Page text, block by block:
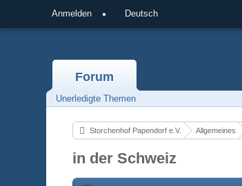
Anmelden Deutsch
Forum
Unerledigte Themen
Storchenhof Papendorf e.V. Allgemeines
in der Schweiz